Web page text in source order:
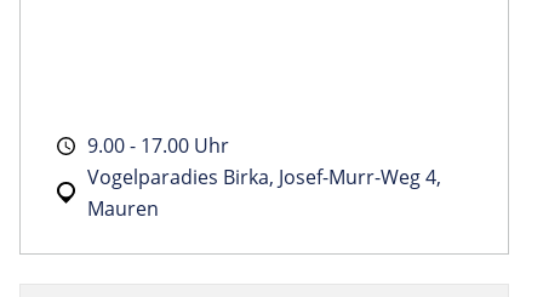
9.00 - 17.00 Uhr
Vogelparadies Birka, Josef-Murr-Weg 4,
Mauren